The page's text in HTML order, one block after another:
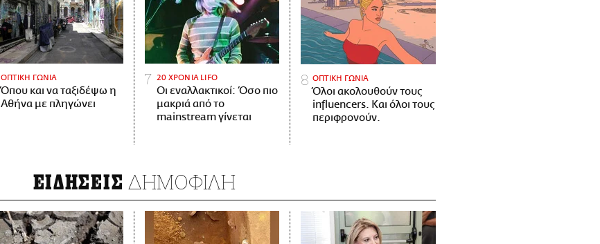
ΟΠΤΙΚΗ ΓΩΝΙΑ
Όπου και να ταξιδέψω η
Αθήνα με πληγώνει
20 ΧΡΟΝΙΑ LIFO
Οι εναλλακτικοί: Όσο πιο
μακριά από το
mainstream γίνεται
ΟΠΤΙΚΗ ΓΩΝΙΑ
Όλοι ακολουθούν τους
influencers. Και όλοι τους
περιφρονούν.
ΕΙΔΗΣΕΙΣ ΔΗΜΟΦΙΛΗ